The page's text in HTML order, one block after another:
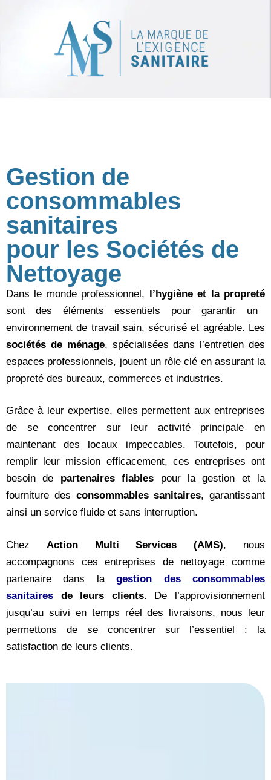
Gestion de
consommables
sanitaires
pour les Sociétés de
Nettoyage
Dans le monde professionnel, l’hygiène et la propreté
sont des éléments essentiels pour garantir un
environnement de travail sain, sécurisé et agréable. Les
sociétés de ménage, spécialisées dans l’entretien des
espaces professionnels, jouent un rôle clé en assurant la
propreté des bureaux, commerces et industries.
Grâce à leur expertise, elles permettent aux entreprises
de se concentrer sur leur activité principale en
maintenant des locaux impeccables. Toutefois, pour
remplir leur mission efficacement, ces entreprises ont
besoin de partenaires fiables pour la gestion et la
fourniture des consommables sanitaires, garantissant
ainsi un service fluide et sans interruption.
Chez Action Multi Services (AMS), nous
accompagnons ces entreprises de nettoyage comme
partenaire dans la
gestion des consommables
sanitaires de leurs clients. De l’approvisionnement
jusqu’au suivi en temps réel des livraisons, nous leur
permettons de se concentrer sur l’essentiel : la
satisfaction de leurs clients.